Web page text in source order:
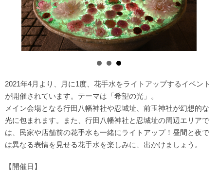
2021年4月より、月に1度、花手水をライトアップするイベント
が開催されています。テーマは「希望の光」。
メイン会場となる行田八幡神社や忍城址、前玉神社が幻想的な
光に包まれます。また、行田八幡神社と忍城址の周辺エリアで
は、民家や店舗前の花手水も一緒にライトアップ！昼間と夜で
は異なる表情を見せる花手水を楽しみに、出かけましょう。
【開催日】